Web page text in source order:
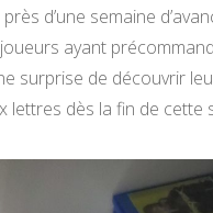
d’une semaine
ayant
surprise de découvrir
lettres dès la fin de cette